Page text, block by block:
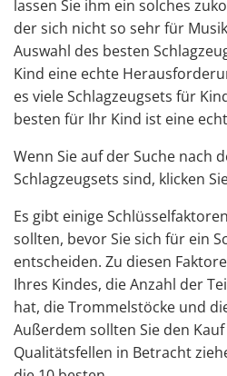
lassen Sie ihm ein solches
der sich nicht so sehr für
Auswahl des besten
Kind eine echte
es viele Schlagzeugsets für
besten für Ihr Kind ist eine
Wenn Sie auf der Suche nach
Schlagzeugsets sind, klicken
Es gibt einige
sollten, bevor Sie sich für ein
entscheiden. Zu diesen
Ihres Kindes, die Anzahl der
hat, die Trommelstöcke und
Außerdem sollten Sie den
Qualitätsfellen in Betracht